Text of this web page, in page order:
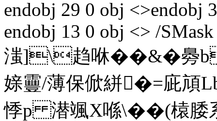
endobj 29 0 obj <>endobj
endobj 13 0 obj <> /
滍]\趋咻��&�臱
媇靊/薄保俽絣�=庛頏
悸p 潜颯X喺\��(榬腇